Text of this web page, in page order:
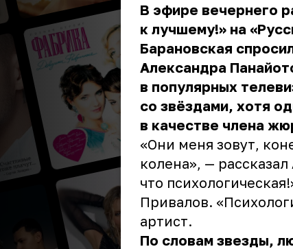
В эфире вечернего
к лучшему!» на
Барановская
Александра
в популярных
со звёздами, хотя
в качестве члена
«Они меня зовут,
колена», —
что
Привалов.
артист.
По словам звезды,